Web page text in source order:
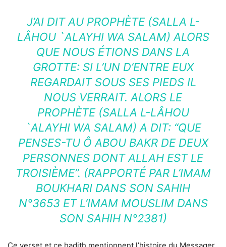
J’AI DIT AU PROPHÈTE (SALLA L-
LÂHOU `ALAYHI WA SALAM) ALORS
QUE NOUS ÉTIONS DANS LA
GROTTE: SI L’UN D’ENTRE EUX
REGARDAIT SOUS SES PIEDS IL
NOUS VERRAIT. ALORS LE
PROPHÈTE (SALLA L-LÂHOU
`ALAYHI WA SALAM) A DIT: “QUE
PENSES-TU Ô ABOU BAKR DE DEUX
PERSONNES DONT ALLAH EST LE
TROISIÈME”. (RAPPORTÉ PAR L’IMAM
BOUKHARI DANS SON SAHIH
N°3653 ET L’IMAM MOUSLIM DANS
SON SAHIH N°2381)
Ce verset et ce hadith mentionnent l’histoire du Messager